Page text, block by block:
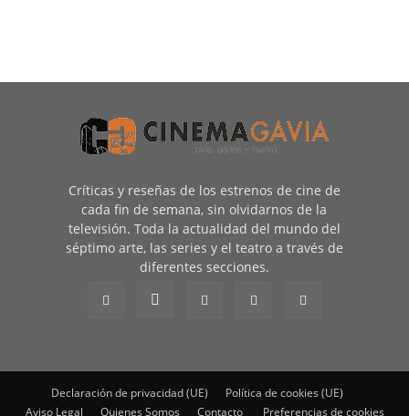
Críticas y reseñas de los estrenos de cine de
cada fin de semana, sin olvidarnos de la
televisión. Toda la actualidad del mundo del
séptimo arte, las series y el teatro a través de
diferentes secciones.
Declaración de privacidad (UE)
Política de cookies (UE)
Aviso Legal
Quienes Somos Contacto Preferencias de cookies